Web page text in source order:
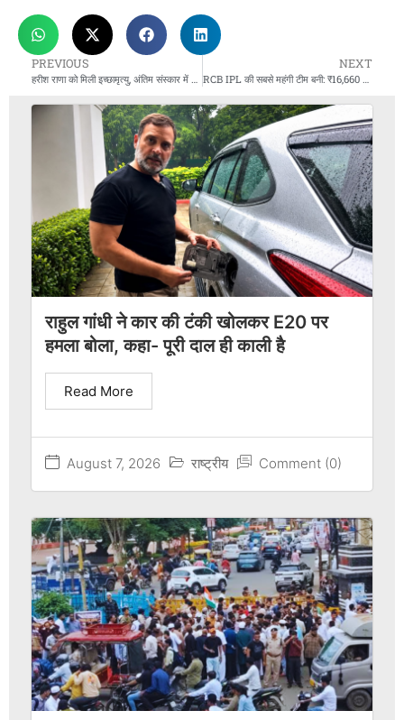
PREVIOUS NEXT
राहुल गांधी ने कार की टंकी खोलकर E20 पर
हमला बोला, कहा- पूरी दाल ही काली है
August 7, 2026 राष्ट्रीय Comment (0)
Read More